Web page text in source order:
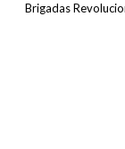
Brigadas